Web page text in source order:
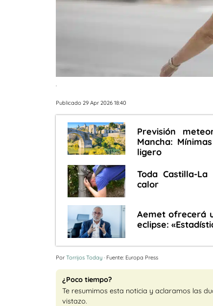
.
Publicado 29 Apr 2026 18:40
Previsión
Mancha:
ligero
Toda Castilla-
calor
Aemet ofrecerá
eclipse:
Por Torrijos Today · Fuente: Europa Press
¿Poco tiempo?
Te resumimos esta noticia y aclaramos las
vistazo.